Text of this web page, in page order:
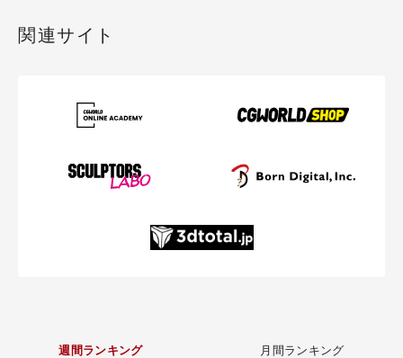
関連サイト
週間ランキング 月間ランキング